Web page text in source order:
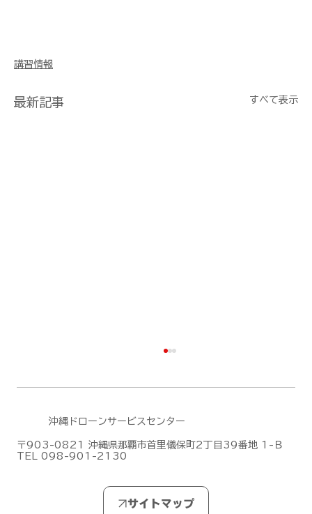
講習情報
最新記事 すべて表示
沖縄ドローンサービスセンター
〒903-0821 沖縄県那覇市首里儀保町2丁目39番地 1-Ｂ
TEL 098-901-2130